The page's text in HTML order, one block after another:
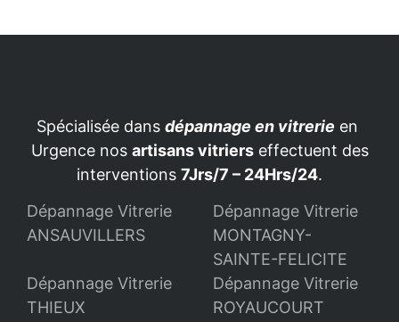
Spécialisée dans dépannage en vitrerie en
Urgence nos artisans vitrierseffectuent des
interventions 7Jrs/7 – 24Hrs/24.
Dépannage Vitrerie
ANSAUVILLERS
Dépannage Vitrerie
MONTAGNY-
SAINTE-FELICITE
Dépannage Vitrerie
THIEUX
Dépannage Vitrerie
ROYAUCOURT